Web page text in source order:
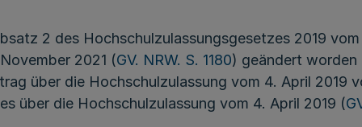
2 des Hochschulzulassungsgesetzes 2019
2021 (GV. NRW. S. 1180) geändert worden
über die Hochschulzulassung vom 4. April 2019
über die Hochschulzulassung vom 4. April 2019 (